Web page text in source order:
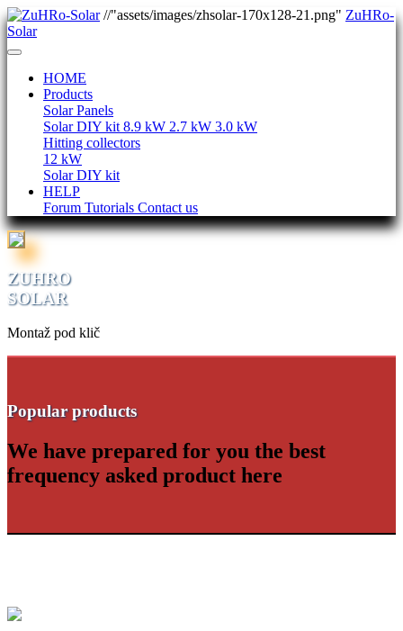
//"assets/images/zhsolar-170x128-21.png" ZuHRo-
Solar
HOME
Products
Solar Panels
Solar DIY kit 8.9 kW 2.7 kW 3.0 kW
Hitting collectors
12 kW
Solar DIY kit
HELP
Forum Tutorials Contact us
ZUHRO
SOLAR
Montaž pod klič
Popular products
We have prepared for you the best
frequency asked product here